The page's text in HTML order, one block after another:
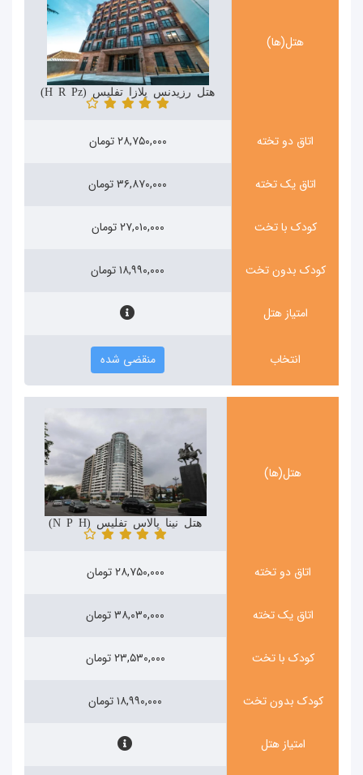
هتل(ها)
هتل رزیدنس پلازا تفلیس (Hotel Residence Plaza)
اتاق دو تخته ۲۸,۷۵۰,۰۰۰ تومان
اتاق یک تخته ۳۶,۸۷۰,۰۰۰ تومان
کودک با تخت ۲۷,۰۱۰,۰۰۰ تومان
کودک بدون تخت ۱۸,۹۹۰,۰۰۰ تومان
امتیاز هتل
انتخاب منقضی شده
هتل(ها)
هتل نینا پالاس تفلیس (Nina Palace Hotel)
اتاق دو تخته ۲۸,۷۵۰,۰۰۰ تومان
اتاق یک تخته ۳۸,۰۳۰,۰۰۰ تومان
کودک با تخت ۲۳,۵۳۰,۰۰۰ تومان
کودک بدون تخت ۱۸,۹۹۰,۰۰۰ تومان
امتیاز هتل